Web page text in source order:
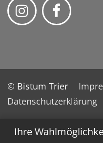
Ihre
© Bistum Trier
Datenschutzerklärung